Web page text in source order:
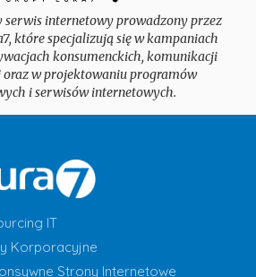
serwis internetowy prowadzony przez
które specjalizują się w kampaniach
konsumenckich, komunikacji
w projektowaniu programów
i serwisów internetowych.
IT
Korporacyjne
Strony Internetowe